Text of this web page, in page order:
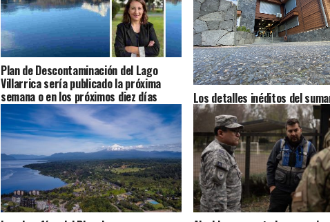
Plan de Descontaminación del Lago
Villarrica sería publicado la próxima
semana o en los próximos diez días Los detalles inéditos del
Caso Sobresueldos: ex-
asesor financiero del alcalde
las remuneraciones fueron
con el jefe comunal